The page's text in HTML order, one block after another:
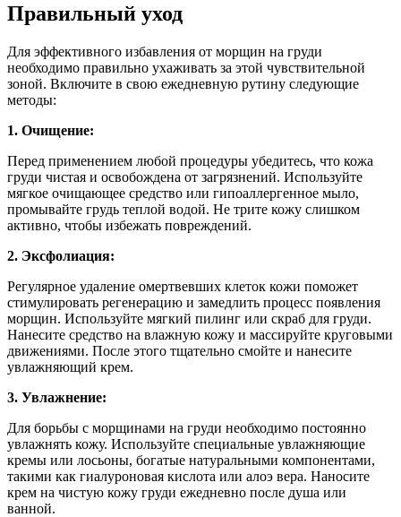
Правильный уход
Для эффективного избавления от морщин на груди
необходимо правильно ухаживать за этой чувствительной
зоной. Включите в свою ежедневную рутину следующие
методы:
1. Очищение:
Перед применением любой процедуры убедитесь, что кожа
груди чистая и освобождена от загрязнений. Используйте
мягкое очищающее средство или гипоаллергенное мыло,
промывайте грудь теплой водой. Не трите кожу слишком
активно, чтобы избежать повреждений.
2. Эксфолиация:
Регулярное удаление омертвевших клеток кожи поможет
стимулировать регенерацию и замедлить процесс появления
морщин. Используйте мягкий пилинг или скраб для груди.
Нанесите средство на влажную кожу и массируйте круговыми
движениями. После этого тщательно смойте и нанесите
увлажняющий крем.
3. Увлажнение:
Для борьбы с морщинами на груди необходимо постоянно
увлажнять кожу. Используйте специальные увлажняющие
кремы или лосьоны, богатые натуральными компонентами,
такими как гиалуроновая кислота или алоэ вера. Наносите
крем на чистую кожу груди ежедневно после душа или
ванной.